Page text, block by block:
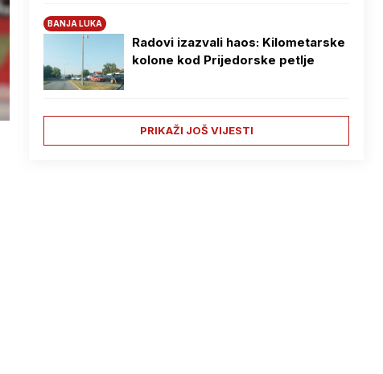
BANJA LUKA
Radovi izazvali haos: Kilometarske
kolone kod Prijedorske petlje
PRIKAŽI JOŠ VIJESTI